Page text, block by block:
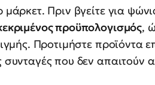
Πριν βγείτε για
προϋπολογισμός,
Προτιμήστε προϊόντα
που δεν απαιτούν